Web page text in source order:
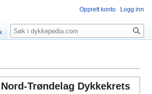
Nord-Trøndelag Dykkekrets
Opprett konto Logg inn
Søk